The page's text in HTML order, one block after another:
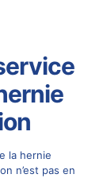
la hernie
n’est pas en